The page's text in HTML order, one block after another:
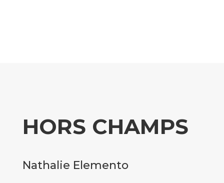
HORS CHAMPS
Nathalie Elemento